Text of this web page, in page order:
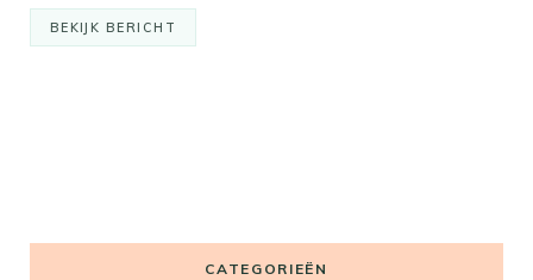
BEKIJK BERICHT
CATEGORIEËN